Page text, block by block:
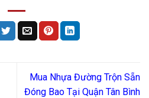
Mua Nhựa Đường Trộn Sẵn
Đóng Bao Tại Quận Tân Bình